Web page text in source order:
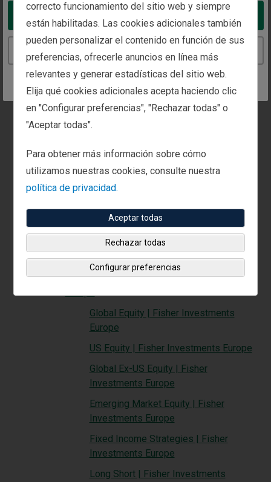
Take me to the United States website
Continue to the Spain website
Google Maps
Aviso legal
Términos y condiciones del programa de
mensajes de texto
Opiniones y reconocimientos de Fisher
Investments -Agosto de 2026
Institutional Investing | Fisher Investments Europe
Aviso legal | Fisher Investments Europe
Top-Down Investment Process | Fisher
Investments Europe
Security Selection | Fisher
Investments Europe
Investment Strategies | Fisher Investments
Europe
Global Equity | Fisher Investments
Europe
US Equity | Fisher Investments Europe
Global Ex-US Equity | Fisher
Investments Europe
Emerging Market Equity | Fisher
Investments Europe
Fixed Income Strategies | Fisher
Investments Europe
Long Short | Fisher Investments
correcto funcionamiento del sitio web y siempre
están habilitadas. Las cookies adicionales también
pueden personalizar el contenido en función de sus
preferencias, ofrecerle anuncios en línea más
relevantes y generar estadísticas del sitio web.
Elija qué cookies adicionales acepta haciendo clic
en "Configurar preferencias", "Rechazar todas" o
"Aceptar todas".
Para obtener más información sobre cómo
utilizamos nuestras cookies, consulte nuestra
política de privacidad.
Aceptar todas
Rechazar todas
Configurar preferencias